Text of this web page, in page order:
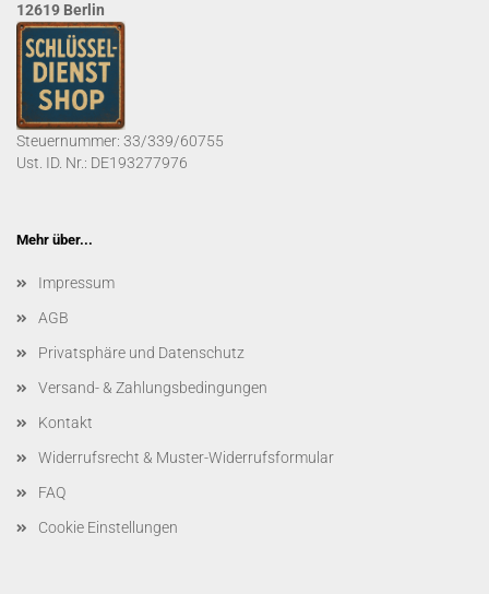
12619 Berlin
Steuernummer: 33/339/60755
Ust. ID. Nr.: DE193277976
Mehr über...
Impressum
AGB
Privatsphäre und Datenschutz
Versand- & Zahlungsbedingungen
Kontakt
Widerrufsrecht & Muster-Widerrufsformular
FAQ
Cookie Einstellungen